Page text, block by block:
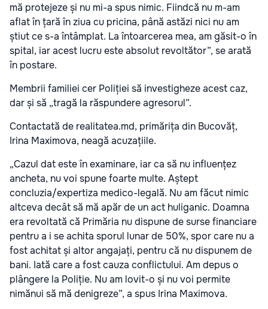
mă protejeze și nu mi-a spus nimic. Fiindcă nu m-am
aflat în țară în ziua cu pricina, până astăzi nici nu am
știut ce s-a întâmplat. La întoarcerea mea, am găsit-o în
spital, iar acest lucru este absolut revoltător”, se arată
în postare.
Membrii familiei cer Poliției să investigheze acest caz,
dar și să „tragă la răspundere agresorul”.
Contactată de realitatea.md, primărița din Bucovăț,
Irina Maximova, neagă acuzațiile.
„Cazul dat este în examinare, iar ca să nu influențez
ancheta, nu voi spune foarte multe. Aștept
concluzia/expertiza medico-legală. Nu am făcut nimic
altceva decât să mă apăr de un act huliganic. Doamna
era revoltată că Primăria nu dispune de surse financiare
pentru a i se achita sporul lunar de 50%, spor care nu a
fost achitat și altor angajați, pentru că nu dispunem de
bani. Iată care a fost cauza conflictului. Am depus o
plângere la Poliție. Nu am lovit-o și nu voi permite
nimănui să mă denigreze”, a spus Irina Maximova.